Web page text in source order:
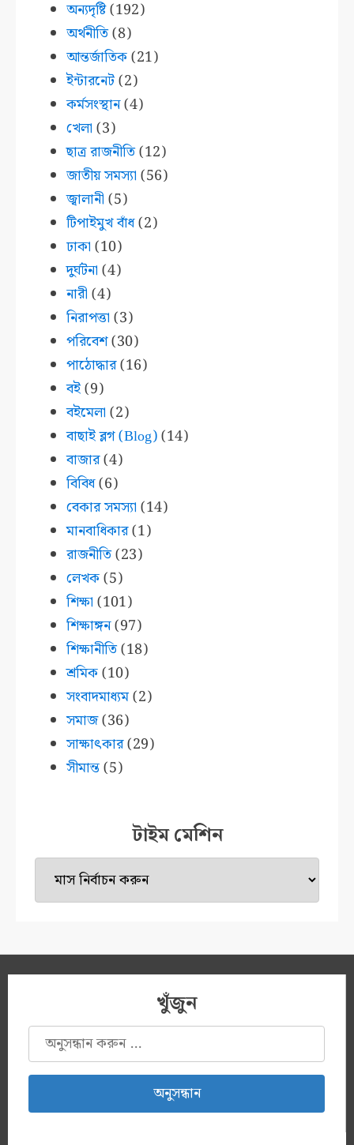
অন্যদৃষ্টি(192)
অর্থনীতি(8)
আন্তর্জাতিক(21)
ইন্টারনেট(2)
কর্মসংস্থান(4)
খেলা (3)
ছাত্র রাজনীতি(12)
জাতীয় সমস্যা (56)
জ্বালানী (5)
টিপাইমুখ বাঁধ(2)
ঢাকা (10)
দুর্ঘটনা (4)
নারী (4)
নিরাপত্তা (3)
পরিবেশ(30)
পাঠোদ্ধার(16)
বই(9)
বইমেলা (2)
বাছাই ব্লগ (Blog)(14)
বাজার(4)
বিবিধ(6)
বেকার সমস্যা (14)
মানবাধিকার(1)
রাজনীতি(23)
লেখক(5)
শিক্ষা (101)
শিক্ষাঙ্গন(97)
শিক্ষানীতি(18)
শ্রমিক(10)
সংবাদমাধ্যম(2)
সমাজ(36)
সাক্ষাৎকার(29)
সীমান্ত(5)
টাইম মেশিন
টাইম
মেশিন
খুঁজুন
অনুসন্ধানঃ